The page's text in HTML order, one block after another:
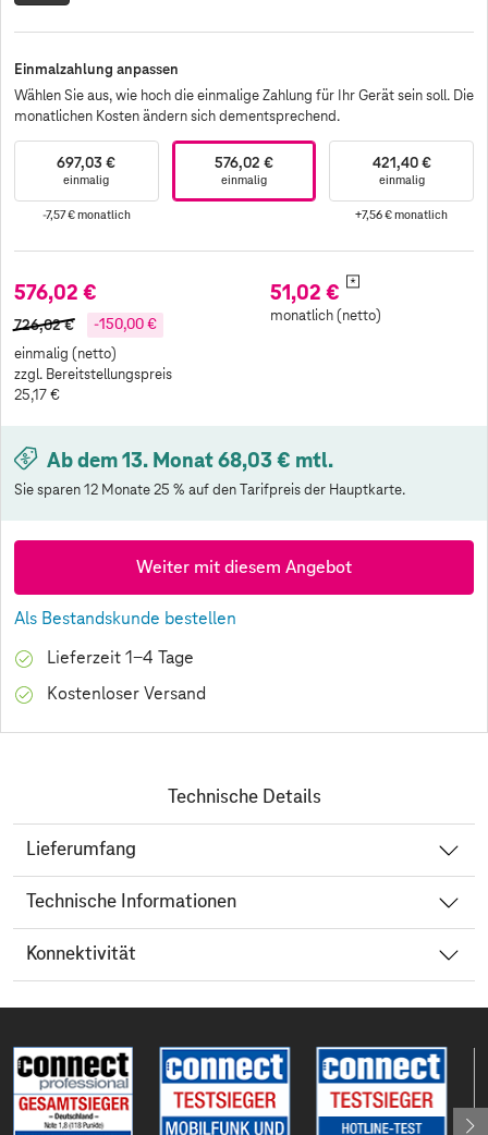
Einmalzahlung anpassen
Wählen Sie aus, wie hoch die einmalige Zahlung für Ihr Gerät sein soll. Die
monatlichen Kosten ändern sich dementsprechend.
697,03 €
einmalig
-7,57 €monatlich
576,02 €
einmalig
421,40 €
einmalig
+7,56 €monatlich
576,02 €
726,02 €
-150,00 €
einmalig (netto)
zzgl. Bereitstellungspreis
25,17 €
51,02 € *
monatlich (netto)
Ab dem 13. Monat 68,03 € mtl.
Sie sparen 12 Monate 25 % auf den Tarifpreis der Hauptkarte.
Weiter mit diesem Angebot
Als Bestandskunde bestellen
Lieferzeit 1-4 Tage
Kostenloser Versand
Technische Details
Lieferumfang
Technische Informationen
Konnektivität